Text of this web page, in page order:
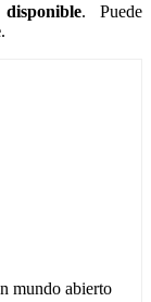
disponible. Puede
.
mundo abierto